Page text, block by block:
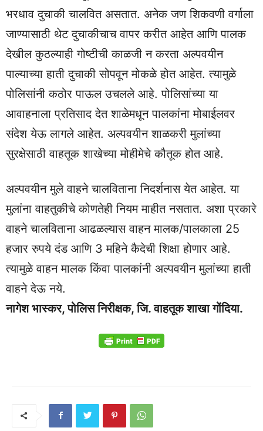
भरधाव दुचाकी चालवित असतात. अनेक जण शिकवणी वर्गाला
जाण्यासाठी थेट दुचाकीचाच वापर करीत आहेत आणि पालक
देखील कुठल्याही गोष्टीची काळजी न करता अल्पवयीन
पाल्याच्या हाती दुचाकी सोपवून मोकळे होत आहेत. त्यामुळे
पोलिसांनी कठोर पाऊल उचलले आहे. पोलिसांच्या या
आवाहनाला प्रतिसाद देत शाळेमधून पालकांना मोबाईलवर
संदेश येऊ लागले आहेत. अल्पवयीन शाळकरी मुलांच्या
सुरक्षेसाठी वाहतूक शाखेच्या मोहीमेचे कौतूक होत आहे.
अल्पवयीन मुले वाहने चालविताना निदर्शनास येत आहेत. या
मुलांना वाहतुकीचे कोणतेही नियम माहीत नसतात. अशा प्रकारे
वाहने चालविताना आढळल्यास वाहन मालक/पालकाला 25
हजार रुपये दंड आणि 3 महिने कैदेची शिक्षा होणार आहे.
त्यामुळे वाहन मालक किंवा पालकांनी अल्पवयीन मुलांच्या हाती
वाहने देऊ नये.
नागेश भास्कर, पोलिस निरीक्षक, जि. वाहतूक शाखा गोंदिया.